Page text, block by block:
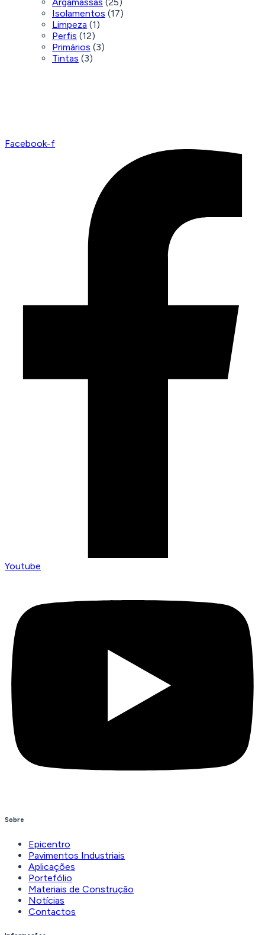
Isolamentos (17)
Limpeza (1)
Perfis (12)
Primários (3)
Tintas (3)
Facebook-f
Youtube
Sobre
Epicentro
Pavimentos Industriais
Aplicações
Portefólio
Materiais de Construção
Notícias
Contactos